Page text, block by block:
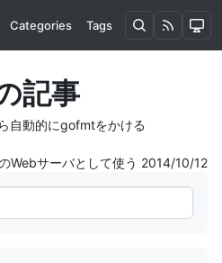
Categories Tags
記事
自動的にgofmtをかける
Webサーバとして使う 2014/10/12